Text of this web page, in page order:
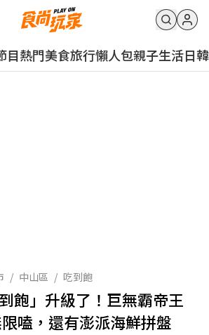
目熱門美食旅行懶人包親子生活日韓
/ 中山區 / 吃到飽
飽」升級了！巨無霸帝王
嗑，還有澎派海鮮拼盤